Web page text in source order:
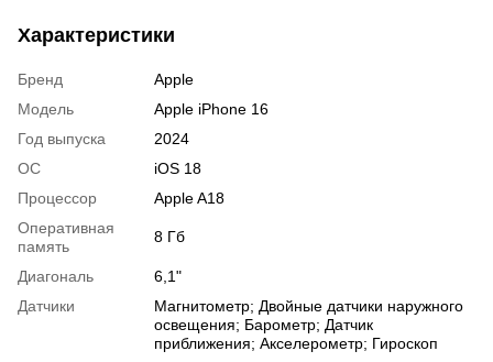
Характеристики
Бренд
Apple
Модель
Apple iPhone 16
Год выпуска
2024
ОС
iOS 18
Процессор
Apple A18
Оперативная
память
8 Гб
Диагональ
6,1"
Датчики
Магнитометр; Двойные датчики наружного
освещения; Барометр; Датчик
приближения; Акселерометр; Гироскоп